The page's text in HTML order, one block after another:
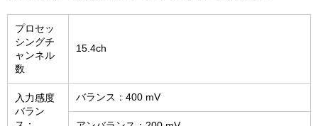
プロセッ
シングチ
ャンネル
数
15.4ch
入力感度
バラン
バランス：400 mV